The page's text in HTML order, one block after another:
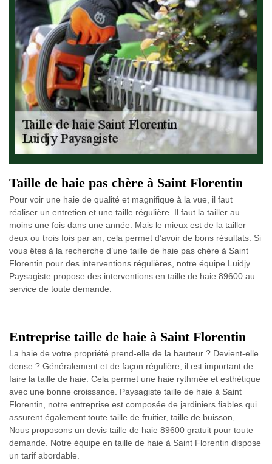
Taille de haie pas chère à Saint Florentin
Pour voir une haie de qualité et magnifique à la vue, il faut
réaliser un entretien et une taille régulière. Il faut la tailler au
moins une fois dans une année. Mais le mieux est de la tailler
deux ou trois fois par an, cela permet d’avoir de bons résultats. Si
vous êtes à la recherche d’une taille de haie pas chère à Saint
Florentin pour des interventions régulières, notre équipe Luidjy
Paysagiste propose des interventions en taille de haie 89600 au
service de toute demande.
Entreprise taille de haie à Saint Florentin
La haie de votre propriété prend-elle de la hauteur ? Devient-elle
dense ? Généralement et de façon régulière, il est important de
faire la taille de haie. Cela permet une haie rythmée et esthétique
avec une bonne croissance. Paysagiste taille de haie à Saint
Florentin, notre entreprise est composée de jardiniers fiables qui
assurent également toute taille de fruitier, taille de buisson,…
Nous proposons un devis taille de haie 89600 gratuit pour toute
demande. Notre équipe en taille de haie à Saint Florentin dispose
un tarif abordable.